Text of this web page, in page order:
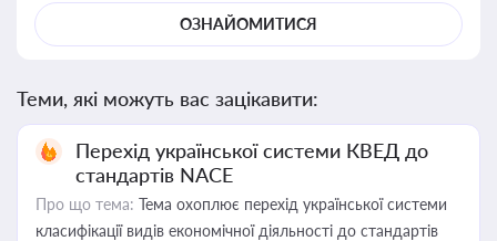
ОЗНАЙОМИТИСЯ
Теми, які можуть вас зацікавити:
Перехід української системи КВЕД до
стандартів NACE
Про що тема: Тема охоплює перехід української системи
класифікації видів економічної діяльності до стандартів